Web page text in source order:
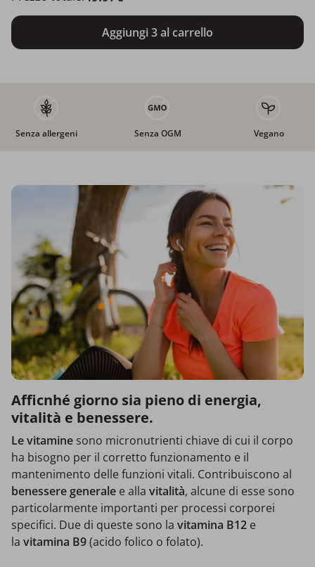
Aggiungi 3 al carrello
Senza allergeni Senza OGM Vegano
Afficnhé giorno sia pieno di energia,
vitalità e benessere.
Le vitamine sono micronutrienti chiave di cui il corpo
ha bisogno per il corretto funzionamento e il
mantenimento delle funzioni vitali. Contribuiscono al
benessere generale e alla vitalità, alcune di esse sono
particolarmente importanti per processi corporei
specifici. Due di queste sono la vitamina B12 e
la vitamina B9(acido folico o folato).